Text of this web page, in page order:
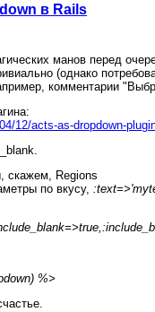
в Rails
манов перед
(однако
комментарии
12/acts-as-dropdown-
скажем, Regions
по вкусу,
%>